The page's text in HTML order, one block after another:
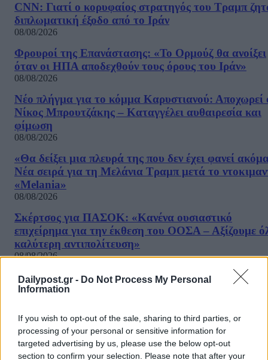
Dailypost.gr - Do Not Process My Personal
Information
If you wish to opt-out of the sale, sharing to third parties, or
processing of your personal or sensitive information for
targeted advertising by us, please use the below opt-out
section to confirm your selection. Please note that after your
CNN: Γιατί ο κορυφαίος στρατηγός του Τραμπ
διπλωματική έξοδο από το Ιράν
08/08/2026
Φρουροί της Επανάστασης: «Το Ορμούζ θα ανοίξει
όταν οι ΗΠΑ αποδεχθούν τους όρους του Ιράν»
08/08/2026
Νέο πλήγμα για το κόμμα Καρυστιανού: Αποχωρεί
Νίκος Μπρουτζάκης – Καταγγέλει αυθαιρεσία και
φίμωση
08/08/2026
«Θα δείξει μια πλευρά της που δεν έχει φανεί
Νέα σειρά για τη Μελάνια Τραμπ μετά το
«Melania»
08/08/2026
Σκέρτσος για ΠΑΣΟΚ: «Κανένα ουσιαστικό
επιχείρημα για την έκθεση του ΟΟΣΑ – Αξίζουμε
καλύτερη αντιπολίτευση»
08/08/2026
Στις 2 Σεπτεμβρίου η παρουσίαση του οικονομικού
προγράμματος της ΕΛΑΣ – Τι περιλαμβάνει το
Ξένος ήμην
08/08/2026
ΔΗΜΟΦΙΛΗ